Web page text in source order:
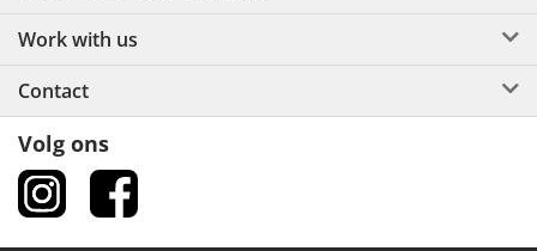
Work with us
Contact
Volg ons